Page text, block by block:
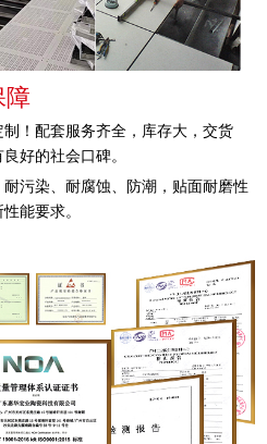
障
！配套服务齐全，库存大，交货
好的社会口碑。
污染、耐腐蚀、防潮，贴面耐磨性
能要求。